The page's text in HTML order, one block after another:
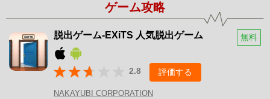
ゲーム攻略
脱出ゲーム-EXiTS 人気脱出ゲーム 無料
2.8 評価する
NAKAYUBI CORPORATION